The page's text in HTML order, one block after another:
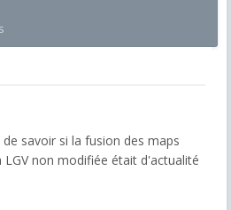
savoir si la fusion des maps
non modifiée était d'actualité